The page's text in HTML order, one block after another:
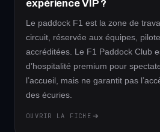
expérience VIP ?
Le paddock F1 est la zone de
circuit, réservée aux équipes,
accréditées. Le F1 Paddock Club
d’hospitalité premium pour
l’accueil, mais ne garantit pas
des écuries.
OUVRIR LA FICHE